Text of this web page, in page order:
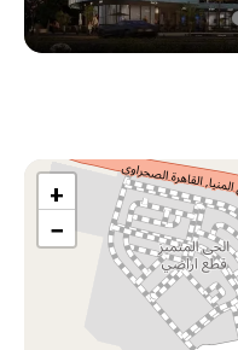
+
−